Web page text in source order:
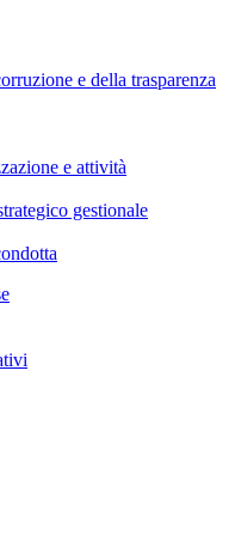
e della trasparenza
e attività
gestionale